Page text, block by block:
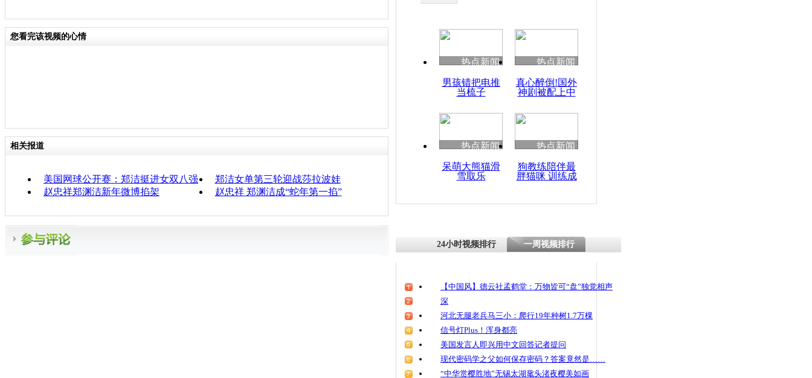
您看完该视频的心情
相关报道
美国网球公开赛：郑洁挺进女双八强
郑洁女单第三轮迎战莎拉波娃
赵忠祥郑渊洁新年微博掐架
赵忠祥 郑渊洁成“蛇年第一掐”
热点新闻
男孩错把电推
当梳子
热点新闻
真心醉倒!国外
神剧被配上中
热点新闻
呆萌大熊猫滑
雪取乐
热点新闻
狗教练陪伴最
胖猫咪 训练成
24小时视频排行 一周视频排行
【中国风】德云社孟鹤堂：万物皆可“盘”独觉相声
深
河北无腿老兵马三小：爬行19年种树1.7万棵
信号灯Plus！浑身都亮
美国发言人即兴用中文回答记者提问
现代密码学之父如何保存密码？答案竟然是……
“中华赏樱胜地”无锡太湖鼋头渚夜樱美如画